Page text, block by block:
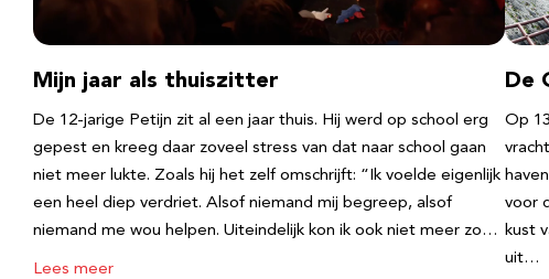
Mijn jaar als thuiszitter
De 12-jarige Petijn zit al een jaar thuis. Hij werd op school erg
gepest en kreeg daar zoveel stress van dat naar school gaan
niet meer lukte. Zoals hij het zelf omschrijft: “Ik voelde eigenlijk
een heel diep verdriet. Alsof niemand mij begreep, alsof
niemand me wou helpen. Uiteindelijk kon ik ook niet meer zo…
Lees meer
De
Op
voor
kust
uit…